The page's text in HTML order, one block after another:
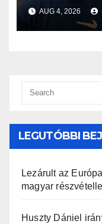
AUG 4, 2026
LEGUTÓBBI
Lezárult az
magyar
Huszty Dániel